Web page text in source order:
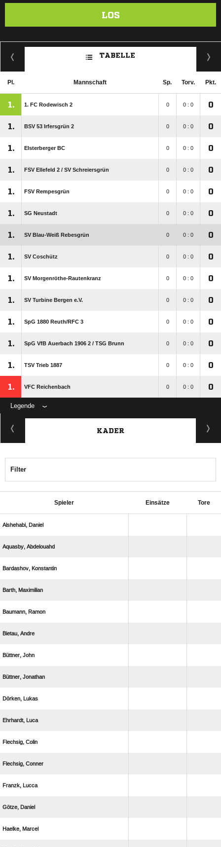
LOS
TABELLE
Pl. Mannschaft Sp. Torv. Pkt.
1. 1. FC Rodewisch 2 0 0 : 0 0
1. BSV 53 Irfersgrün 2 0 0 : 0 0
1. Elsterberger BC 0 0 : 0 0
1. FSV Ellefeld 2 /​ SV Schreiersgrün 0 0 : 0 0
1. FSV Rempesgrün 0 0 : 0 0
1. SG Neustadt 0 0 : 0 0
1. SV Blau-Weiß Rebesgrün 0 0 : 0 0
1. SV Coschütz 0 0 : 0 0
1. SV Morgenröthe-Rautenkranz 0 0 : 0 0
1. SV Turbine Bergen e.V. 0 0 : 0 0
1. SpG 1880 Reuth/​RFC 3 0 0 : 0 0
1. SpG VfB Auerbach 1906 2 /​ TSG Brunn 0 0 : 0 0
1. TSV Trieb 1887 0 0 : 0 0
1. VFC Reichenbach 0 0 : 0 0
Legende
KADER
Filter
Spieler Einsätze Tore
 
 
 
 
 
 
 
 
 
 
 
 
 
 
 